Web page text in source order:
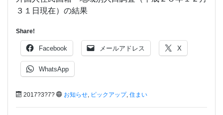
３１日現在）の結果
Share!
Facebook メールアドレス X
WhatsApp
2017?3?7? お知らせ, ピックアップ, 住まい